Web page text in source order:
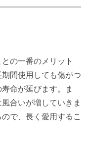
の一番のメリット
間使用しても傷がつ
命が延びます。ま
合いが増していきま
で、長く愛用するこ